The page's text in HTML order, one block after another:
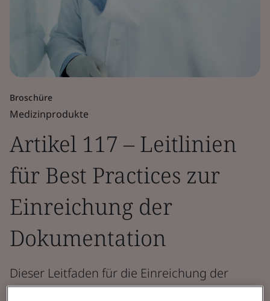
Broschüre
Medizinprodukte
Artikel 117 – Leitlinien
für Best Practices zur
Einreichung der
Dokumentation
Dieser Leitfaden für die Einreichung der
technischen Dokumentation entspricht den